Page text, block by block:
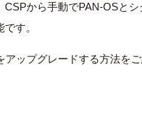
から手動でPAN-OSと
す。
ップグレードする方法をご